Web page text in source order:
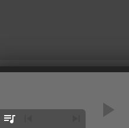
queue_music play_arrow